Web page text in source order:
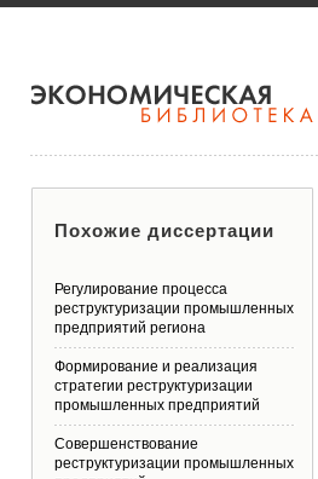
Похожие диссертации
Регулирование процесса
реструктуризации промышленных
предприятий региона
Формирование и реализация
стратегии реструктуризации
промышленных предприятий
Совершенствование
реструктуризации промышленных